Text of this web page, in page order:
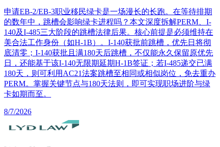
申请EB-2/EB-3职业移民绿卡是一场漫长的长跑。在等待排期
的数年中，跳槽会影响绿卡进程吗？本文深度拆解PERM、I-
140及I-485三大阶段的跳槽法律后果。核心前提是必须维持在
美合法工作身份（如H-1B）。I-140获批前跳槽，优先日将彻
底清零；I-140获批且满180天后跳槽，不仅能永久保留原优先
日，还能基于该I-140无限期延期H-1B签证；若I-485递交已满
180天，则可利用AC21法案跳槽至相同或相似岗位，免去重办
PERM。掌握关键节点与180天法则，即可实现职场进阶与绿
卡如期而至。
8/7/2026